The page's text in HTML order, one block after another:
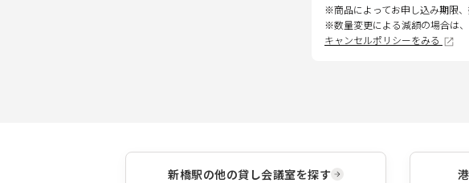
※商品によってお申し込み期限
※数量変更による減額の場合は
キャンセルポリシーをみる
新橋駅の他の貸し会議室を探す